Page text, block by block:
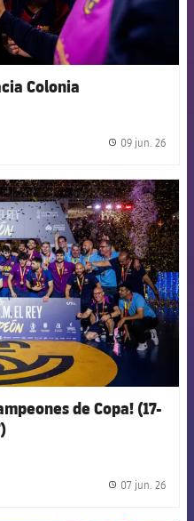
Colonia
09 jun. 26
Barcelona badge
de Copa! (17-
07 jun. 26